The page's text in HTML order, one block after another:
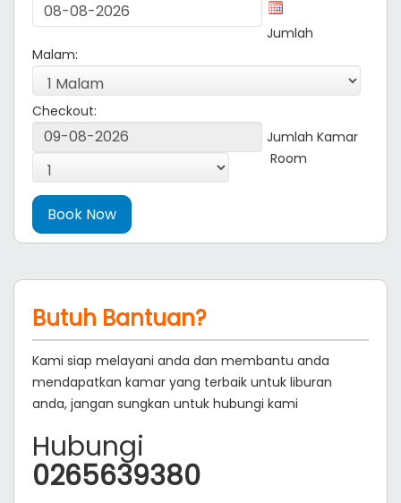
Jumlah
Malam:
Checkout:
Jumlah Kamar
Room
Butuh Bantuan?
Kami siap melayani anda dan membantu anda
mendapatkan kamar yang terbaik untuk liburan
anda, jangan sungkan untuk hubungi kami
Hubungi
0265639380